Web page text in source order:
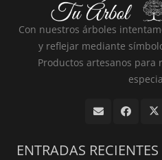
Con nuestros árboles
y reflejar mediante
Productos artesanos para
ENTRADAS RECIENTES